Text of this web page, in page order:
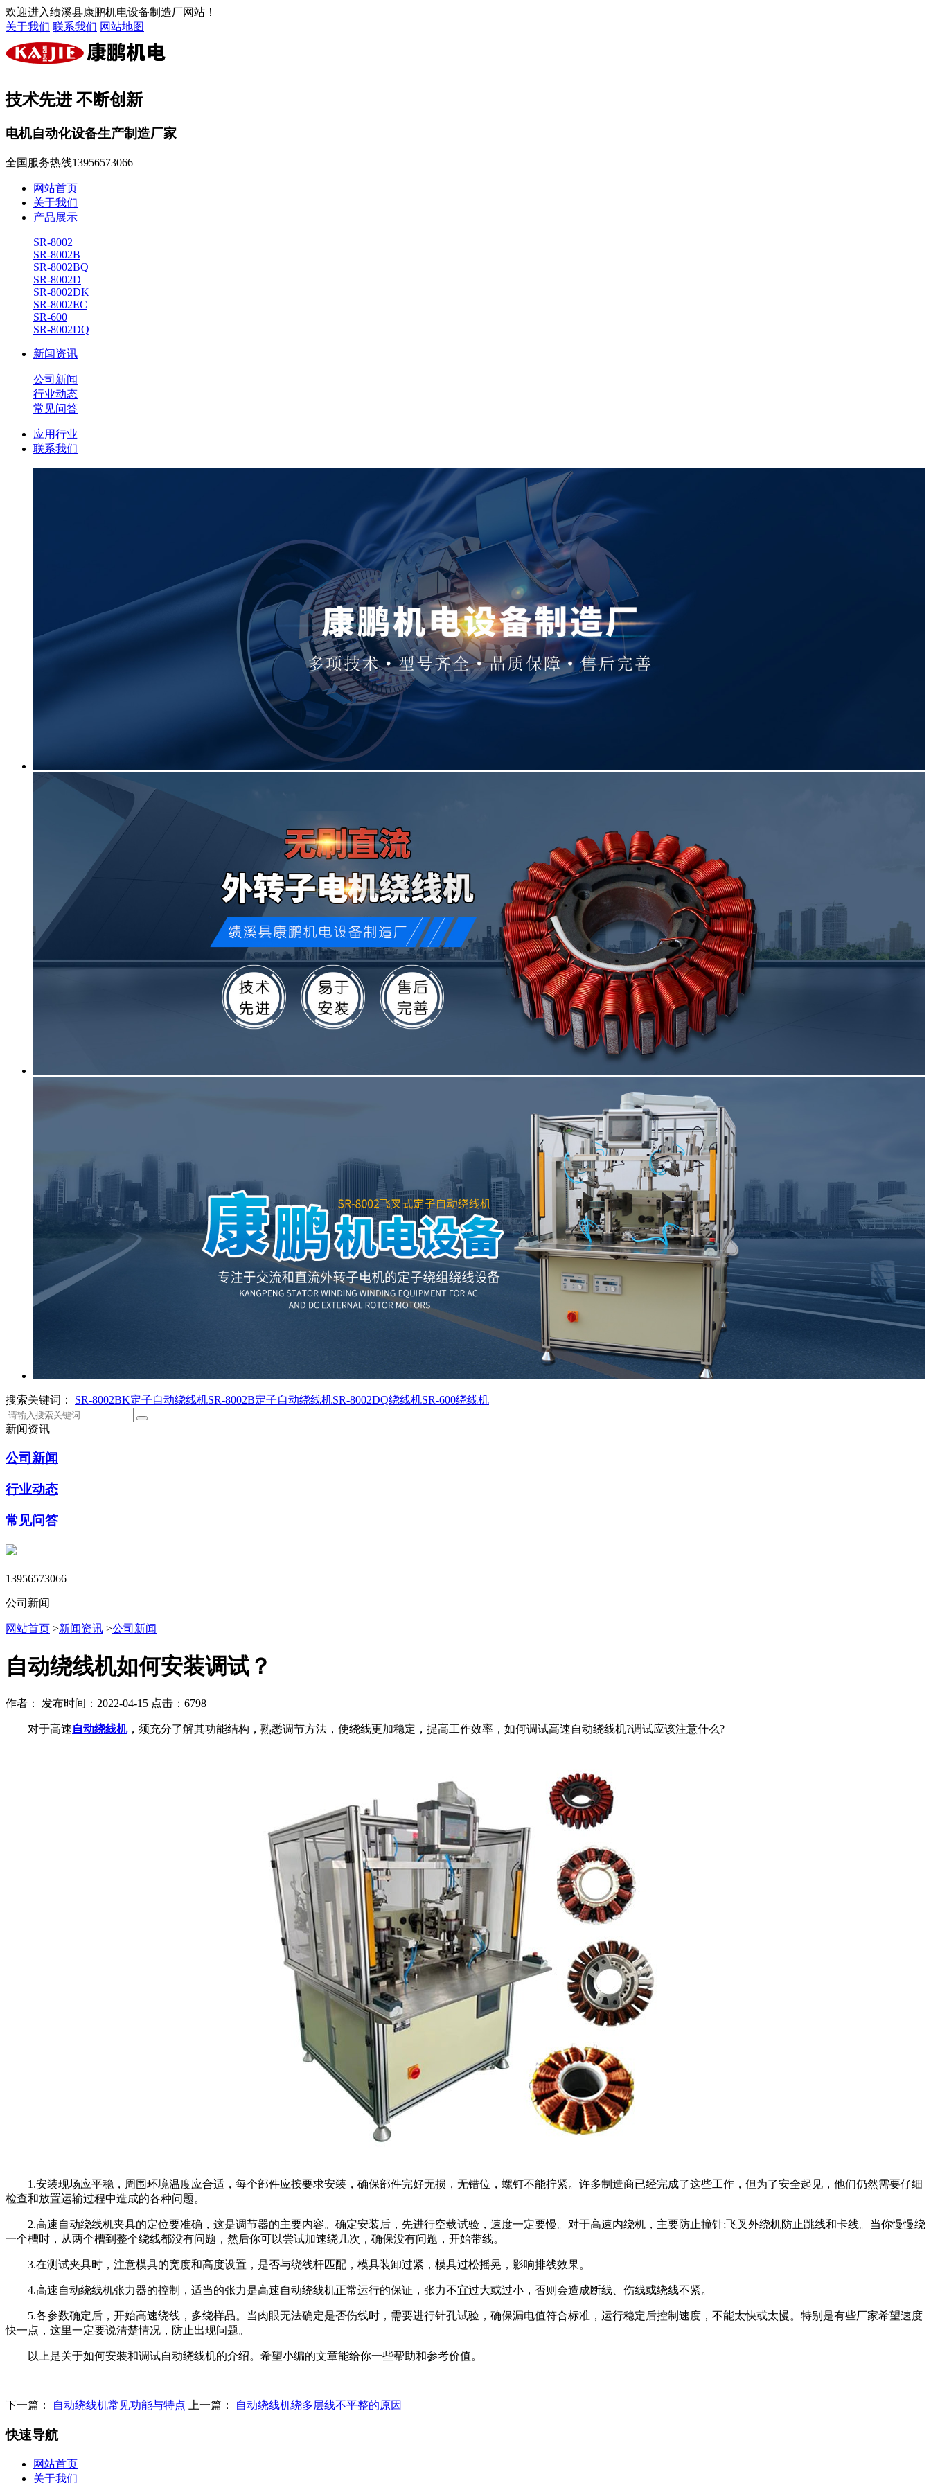
欢迎进入绩溪县康鹏机电设备制造厂网站！
关于我们 联系我们 网站地图
技术先进 不断创新
电机自动化设备生产制造厂家
全国服务热线13956573066
网站首页
关于我们
产品展示
SR-8002
SR-8002B
SR-8002BQ
SR-8002D
SR-8002DK
SR-8002EC
SR-600
SR-8002DQ
新闻资讯
公司新闻
行业动态
常见问答
应用行业
联系我们
搜索关键词： SR-8002BK定子自动绕线机SR-8002B定子自动绕线机SR-8002DQ绕线机SR-600绕线机
新闻资讯
公司新闻
行业动态
常见问答
13956573066
公司新闻
网站首页 >新闻资讯 >公司新闻
自动绕线机如何安装调试？
作者： 发布时间：2022-04-15 点击：6798
对于高速自动绕线机，须充分了解其功能结构，熟悉调节方法，使绕线更加稳定，提高工作效率，如何调试高速自动绕线机?调试应该注意什么?
1.安装现场应平稳，周围环境温度应合适，每个部件应按要求安装，确保部件完好无损，无错位，螺钉不能拧紧。许多制造商已经完成了这些工作，但为了安全起见，他们仍然需要仔细
检查和放置运输过程中造成的各种问题。
2.高速自动绕线机夹具的定位要准确，这是调节器的主要内容。确定安装后，先进行空载试验，速度一定要慢。对于高速内绕机，主要防止撞针;飞叉外绕机防止跳线和卡线。当你慢慢绕
一个槽时，从两个槽到整个绕线都没有问题，然后你可以尝试加速绕几次，确保没有问题，开始带线。
3.在测试夹具时，注意模具的宽度和高度设置，是否与绕线杆匹配，模具装卸过紧，模具过松摇晃，影响排线效果。
4.高速自动绕线机张力器的控制，适当的张力是高速自动绕线机正常运行的保证，张力不宜过大或过小，否则会造成断线、伤线或绕线不紧。
5.各参数确定后，开始高速绕线，多绕样品。当肉眼无法确定是否伤线时，需要进行针孔试验，确保漏电值符合标准，运行稳定后控制速度，不能太快或太慢。特别是有些厂家希望速度
快一点，这里一定要说清楚情况，防止出现问题。
以上是关于如何安装和调试自动绕线机的介绍。希望小编的文章能给你一些帮助和参考价值。
下一篇： 自动绕线机常见功能与特点 上一篇： 自动绕线机绕多层线不平整的原因
快速导航
网站首页
关于我们